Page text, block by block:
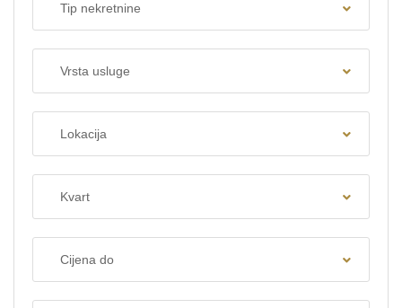
Tip nekretnine
Vrsta usluge
Lokacija
Kvart
Cijena do